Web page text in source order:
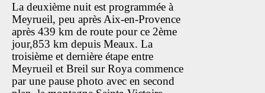
La deuxième nuit est programmée à
Meyrueil, peu après Aix-en-Provence
après 439 km de route pour ce 2ème
jour,853 km depuis Meaux. La
troisième et dernière étape entre
Meyrueil et Breil sur Roya commence
par une pause photo avec en second